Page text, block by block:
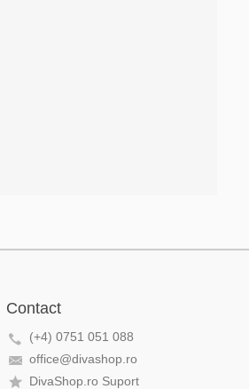
Contact
(+4) 0751 051 088
office@divashop.ro
DivaShop.ro Suport